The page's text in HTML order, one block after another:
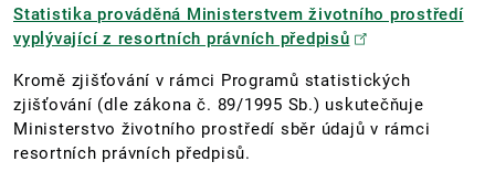
Statistika prováděná Ministerstvem životního prostředí
vyplývající z resortních právních předpisů
Kromě zjišťování v rámci Programů statistických
zjišťování (dle zákona č. 89/1995 Sb.) uskutečňuje
Ministerstvo životního prostředí sběr údajů v rámci
resortních právních předpisů.